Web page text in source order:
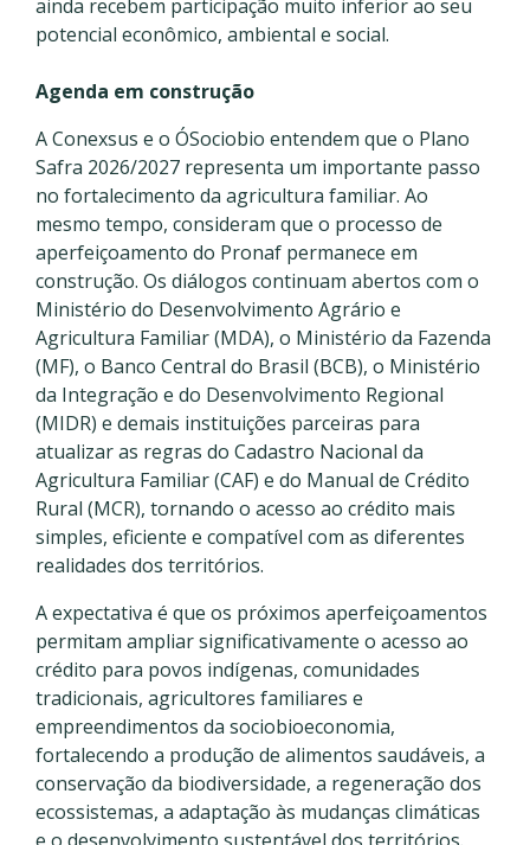
ainda recebem participação muito inferior ao seu
potencial econômico, ambiental e social.
Agenda em construção
A Conexsus e o ÓSociobio entendem que o Plano
Safra 2026/2027 representa um importante passo
no fortalecimento da agricultura familiar. Ao
mesmo tempo, consideram que o processo de
aperfeiçoamento do Pronaf permanece em
construção. Os diálogos continuam abertos com o
Ministério do Desenvolvimento Agrário e
Agricultura Familiar (MDA), o Ministério da Fazenda
(MF), o Banco Central do Brasil (BCB), o Ministério
da Integração e do Desenvolvimento Regional
(MIDR) e demais instituições parceiras para
atualizar as regras do Cadastro Nacional da
Agricultura Familiar (CAF) e do Manual de Crédito
Rural (MCR), tornando o acesso ao crédito mais
simples, eficiente e compatível com as diferentes
realidades dos territórios.
A expectativa é que os próximos aperfeiçoamentos
permitam ampliar significativamente o acesso ao
crédito para povos indígenas, comunidades
tradicionais, agricultores familiares e
empreendimentos da sociobioeconomia,
fortalecendo a produção de alimentos saudáveis, a
conservação da biodiversidade, a regeneração dos
ecossistemas, a adaptação às mudanças climáticas